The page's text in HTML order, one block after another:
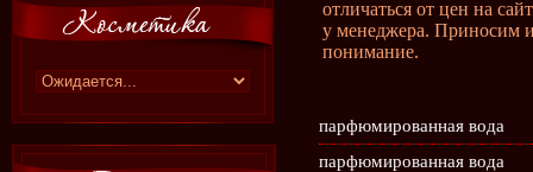
отличаться от цен на
у менеджера. Приносим
понимание.
парфюмированная вода
парфюмированная вода